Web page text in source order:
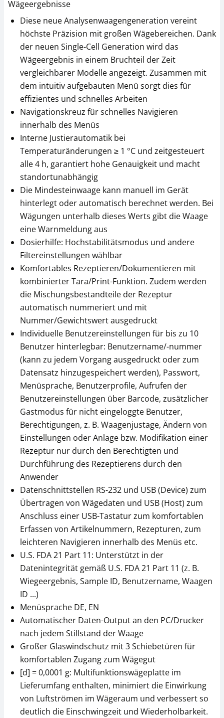
Arbeitsschutzhaube
KERN YBA-A06S05
CHF 49,50
CHF 53,51 inkl. Mwst.
Staubschutzhaube
KERN ABS-A08
CHF 28,80
Set zur
Dichtebestimmung
KERN YDB-03
CHF 342,00
CHF 369,70 inkl. Mwst.
CHF 301,60 inkl. Mwst.
Antivibrationstisch
YPS-03
CHF 891,00
Steckernetzteil KERN
YKA-42
CHF 81,00
CHF 87,56 inkl. Mwst.
Wägeergebnisse
Diese neue Analysenwaagengeneration vereint
höchste Präzision mit großen Wägebereichen. Dank
der neuen Single-Cell Generation wird das
Wägeergebnis in einem Bruchteil der Zeit
vergleichbarer Modelle angezeigt. Zusammen mit
dem intuitiv aufgebauten Menü sorgt dies für
effizientes und schnelles Arbeiten
Navigationskreuz für schnelles Navigieren
innerhalb des Menüs
Interne Justierautomatik bei
Temperaturänderungen ≥ 1 °C und zeitgesteuert
alle 4 h, garantiert hohe Genauigkeit und macht
standortunabhängig
Die Mindesteinwaage kann manuell im Gerät
hinterlegt oder automatisch berechnet werden. Bei
Wägungen unterhalb dieses Werts gibt die Waage
eine Warnmeldung aus
Dosierhilfe: Hochstabilitätsmodus und andere
Filtereinstellungen wählbar
Komfortables Rezeptieren/Dokumentieren mit
kombinierter Tara/Print-Funktion. Zudem werden
die Mischungsbestandteile der Rezeptur
automatisch nummeriert und mit
Nummer/Gewichtswert ausgedruckt
Individuelle Benutzereinstellungen für bis zu 10
Benutzer hinterlegbar: Benutzername/-nummer
(kann zu jedem Vorgang ausgedruckt oder zum
Datensatz hinzugespeichert werden), Passwort,
Menüsprache, Benutzerprofile, Aufrufen der
Benutzereinstellungen über Barcode, zusätzlicher
Gastmodus für nicht eingeloggte Benutzer,
Berechtigungen, z. B. Waagenjustage, Ändern von
Einstellungen oder Anlage bzw. Modifikation einer
Rezeptur nur durch den Berechtigten und
Durchführung des Rezeptierens durch den
Anwender
Datenschnittstellen RS-232 und USB (Device) zum
Übertragen von Wägedaten und USB (Host) zum
Anschluss einer USB-Tastatur zum komfortablen
Erfassen von Artikelnummern, Rezepturen, zum
leichteren Navigieren innerhalb des Menüs etc.
U.S. FDA 21 Part 11: Unterstützt in der
Datenintegrität gemäß U.S. FDA 21 Part 11 (z. B.
Wiegeergebnis, Sample ID, Benutzername, Waagen
ID ...)
Menüsprache DE, EN
Automatischer Daten-Output an den PC/Drucker
nach jedem Stillstand der Waage
Großer Glaswindschutz mit 3 Schiebetüren für
komfortablen Zugang zum Wägegut
[d] = 0,0001 g: Multifunktionswägeplatte im
Lieferumfang enthalten, minimiert die Einwirkung
von Luftströmen im Wägeraum und verbessert so
deutlich die Einschwingzeit und Wiederholbarkeit.